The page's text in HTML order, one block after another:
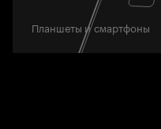
Планшеты и смартфоны